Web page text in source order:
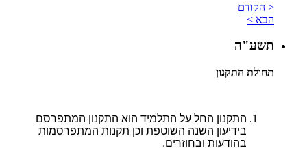
< הקודם
הבא >
תשע"ה
תחולת התקנון
התקנון החל על התלמיד הוא התקנון המתפרסם
בידיעון השנה השוטפת וכן תקנות המתפרסמות
בהודעות ובחוזרים.